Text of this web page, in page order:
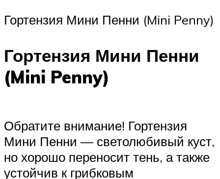
Гортензия Мини Пенни (Mini Penny)
Гортензия Мини Пенни
(Mini Penny)
Обратите внимание! Гортензия
Мини Пенни — светолюбивый куст,
но хорошо переносит тень, а также
устойчив к грибковым